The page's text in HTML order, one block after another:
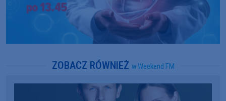
ZOBACZ RÓWNIEŻ w Weekend FM